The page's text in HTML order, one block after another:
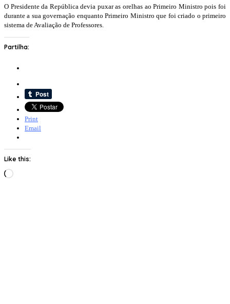
O Presidente da República devia puxar as orelhas ao Primeiro Ministro pois foi
durante a sua governação enquanto Primeiro Ministro que foi criado o primeiro
sistema de Avaliação de Professores.
Partilha:
Print
Email
Like this:
Loading…